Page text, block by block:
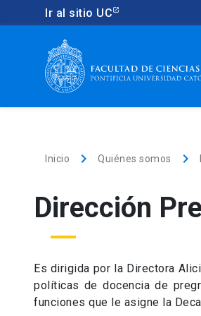
Ir al sitio UC
Inicio keyboard_arrow_right Quiénes somos keyboard_arrow_right
Dirección
Es dirigida por la Directora
políticas de docencia de
funciones que le asigne la